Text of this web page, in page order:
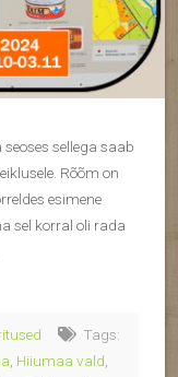
sellega saab
Rõõm on
esimene
sel korral oli rada
Tags:
Hiiumaa vald